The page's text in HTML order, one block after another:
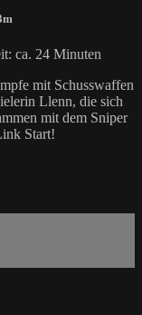
ca. 24 Minuten
mit Schusswaffen
Llenn, die sich
mit dem Sniper
Start!